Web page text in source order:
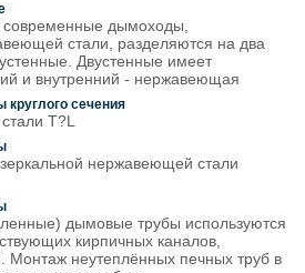
дымоходы,
стали, разделяются на два
Двустенные имеет
и внутренний - нержавеющая
сечения
T?L
нержавеющей стали
дымовые трубы используются
кирпичных каналов,
Монтаж неутеплённых печных труб в